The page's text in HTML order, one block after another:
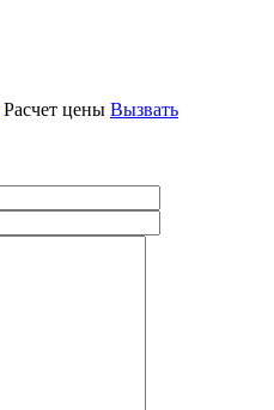
Расчет цены Вызвать